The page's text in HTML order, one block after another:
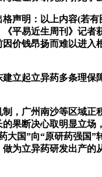
明：以上内容(若有
平易近生周刊》记
价钱昂扬而难以进
起立异药多条理保
广州南沙等区域正
果断决心取明显立
国”向“原研药强国
为立异药研发出产